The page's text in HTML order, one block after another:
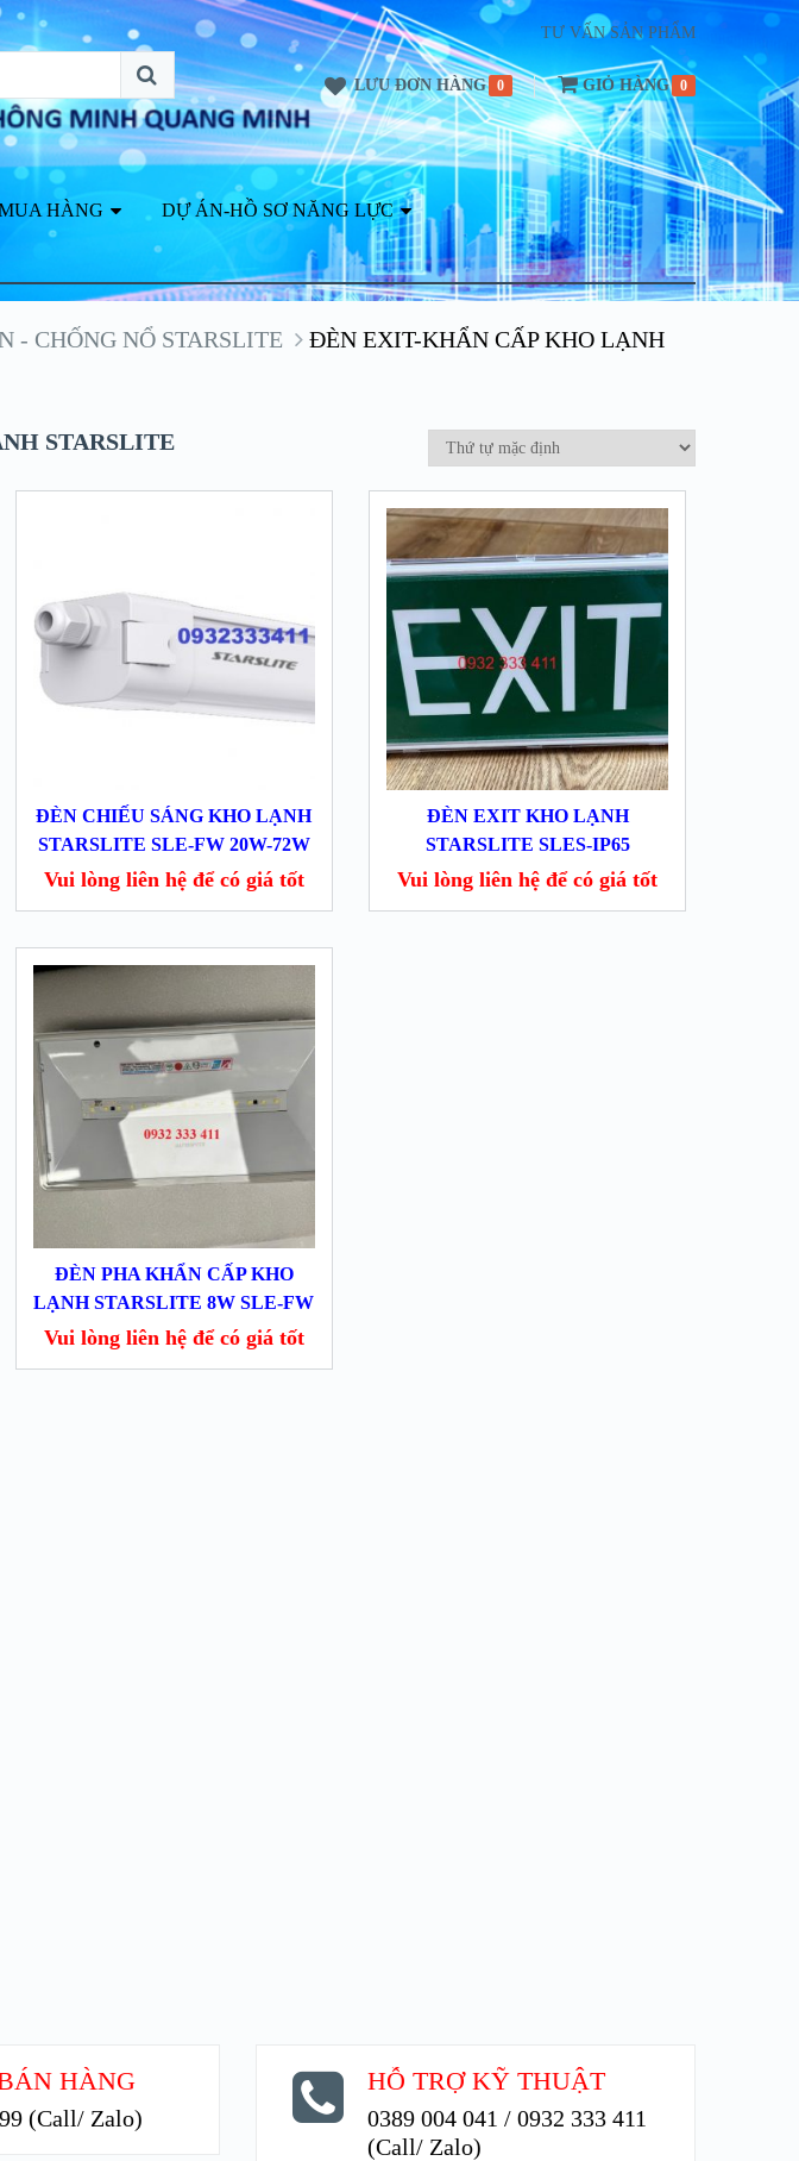
TƯ VẤN SẢN PHẨM
LƯU ĐƠN HÀNG 0 GIỎ HÀNG 0
HÀNG DỰ ÁN-HỒ SƠ NĂNG LỰC
CHỐNG NỔ STARSLITE
ĐÈN EXIT-KHẨN CẤP KHO LẠNH
STARSLITE
ĐÈN CHIẾU SÁNG KHO LẠNH
STARSLITE SLE-FW 20W-72W
Vui lòng liên hệ để có giá tốt
ĐÈN EXIT KHO LẠNH
STARSLITE SLES-IP65
Vui lòng liên hệ để có giá tốt
ĐÈN PHA KHẨN CẤP KHO
LẠNH STARSLITE 8W SLE-FW
Vui lòng liên hệ để có giá tốt
HÀNG
(Call/ Zalo)
HỖ TRỢ KỸ THUẬT
0389 004 041 / 0932 333 411
(Call/ Zalo)